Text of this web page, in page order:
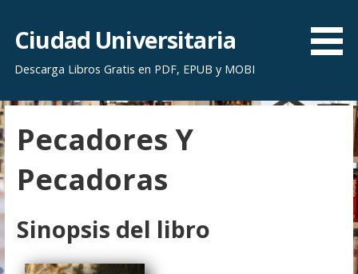
r
a
l
c
o
n
e
n
Ciudad Universitaria
Descarga Libros Gratis en PDF, EPUB y MOBI
Pecadores Y
Pecadoras
Sinopsis del libro